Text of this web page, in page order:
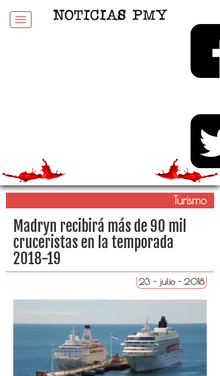
Menu
Turismo
Madryn recibirá más de 90 mil
cruceristas en la temporada
2018-19
23 - julio - 2018